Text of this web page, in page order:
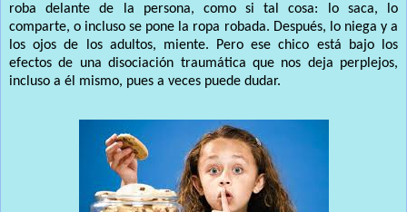
roba delante de la persona, como si tal cosa: lo saca, lo
comparte, o incluso se pone la ropa robada. Después, lo niega y a
los ojos de los adultos, miente. Pero ese chico está bajo los
efectos de una disociación traumática que nos deja perplejos,
incluso a él mismo, pues a veces puede dudar.